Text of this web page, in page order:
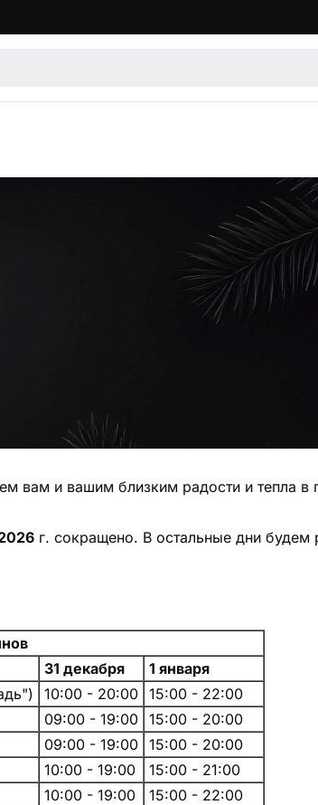
вам и вашим близким радости и тепла в
г. сокращено. В остальные дни
31 декабря 1 января
10:00 - 20:00 15:00 - 22:00
09:00 - 19:00 15:00 - 20:00
09:00 - 19:00 15:00 - 20:00
10:00 - 19:00
15:00 - 21:00
10:00 - 19:00
15:00 - 22:00